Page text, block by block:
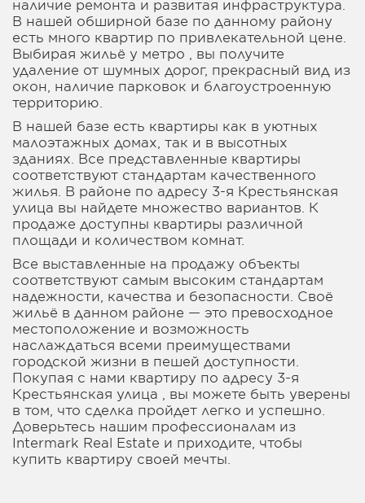
наличие ремонта и развитая инфраструктура.
В нашей обширной базе по данному району
есть много квартир по привлекательной цене.
Выбирая жильё у метро , вы получите
удаление от шумных дорог, прекрасный вид из
окон, наличие парковок и благоустроенную
территорию.
В нашей базе есть квартиры как в уютных
малоэтажных домах, так и в высотных
зданиях. Все представленные квартиры
соответствуют стандартам качественного
жилья. В районе по адресу 3-я Крестьянская
улица вы найдете множество вариантов. К
продаже доступны квартиры различной
площади и количеством комнат.
Все выставленные на продажу объекты
соответствуют самым высоким стандартам
надежности, качества и безопасности. Своё
жильё в данном районе — это превосходное
местоположение и возможность
наслаждаться всеми преимуществами
городской жизни в пешей доступности.
Покупая с нами квартиру по адресу 3-я
Крестьянская улица , вы можете быть уверены
в том, что сделка пройдет легко и успешно.
Доверьтесь нашим профессионалам из
Intermark Real Estate и приходите, чтобы
купить квартиру своей мечты.